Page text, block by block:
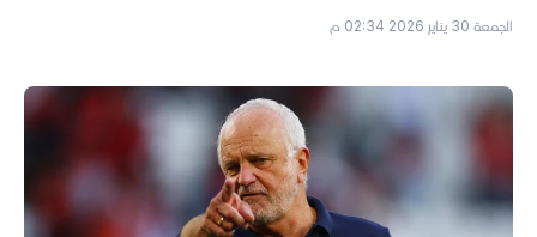
الجمعة 30 يناير 2026 02:34 م